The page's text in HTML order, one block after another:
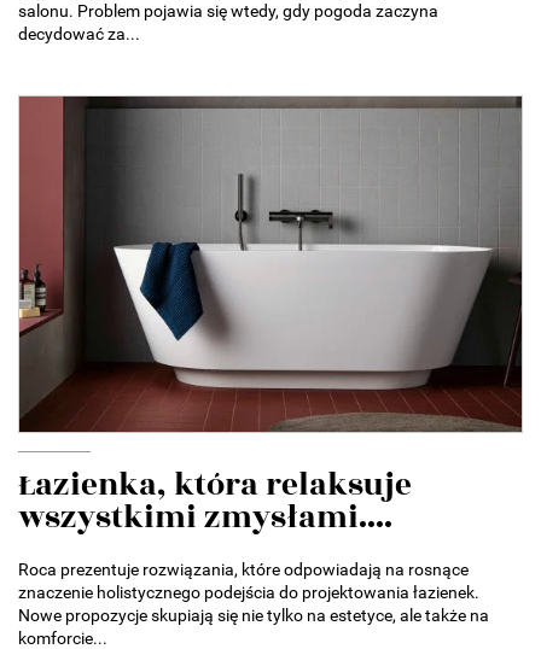
salonu. Problem pojawia się wtedy, gdy pogoda zaczyna
decydować za...
Łazienka, która relaksuje
wszystkimi zmysłami....
Roca prezentuje rozwiązania, które odpowiadają na rosnące
znaczenie holistycznego podejścia do projektowania łazienek.
Nowe propozycje skupiają się nie tylko na estetyce, ale także na
komforcie...